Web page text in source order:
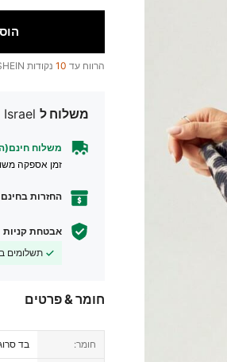
הרווח עד 10 נקודות SHEIN המחושבות בקופה.
משלוח ל Israel
משלוח
זמן אספקה
החזרות בחינם
אבטחת קניות
תשלומים
חומר & פרטים
חומר: בד